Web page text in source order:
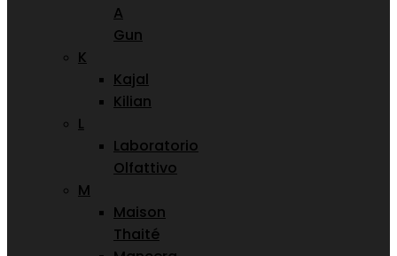
A
Gun
K
Kajal
Kilian
L
Laboratorio
Olfattivo
M
Maison
Thaité